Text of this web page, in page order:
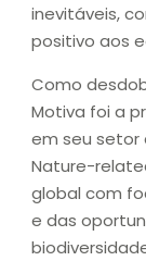
inevitáveis,
positivo aos
Como
Motiva foi a
em seu setor
Nature-
global com
e das